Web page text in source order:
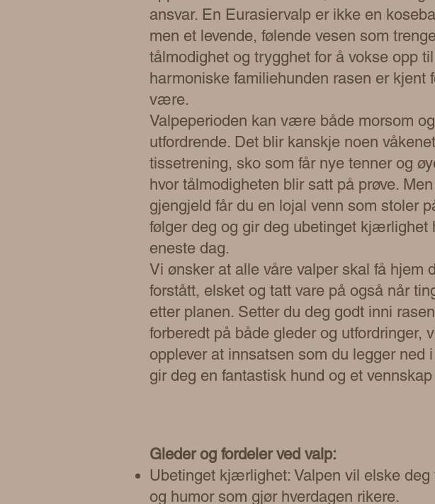
ansvar. En Eurasiervalp er ikke en
men et levende, følende vesen som
tålmodighet og trygghet for å vokse opp
harmoniske familiehunden rasen er kjent
være.
Valpeperioden kan være både morsom og
utfordrende. Det blir kanskje noen
tissetrening, sko som får nye tenner og
hvor tålmodigheten blir satt på prøve.
gjengjeld får du en lojal venn som stoler
følger deg og gir deg ubetinget kjærlighet
eneste dag.
Vi ønsker at alle våre valper skal få hjem
forstått, elsket og tatt vare på også når
etter planen. Setter du deg godt inni
forberedt på både gleder og utfordringer,
opplever at innsatsen som du legger ned
gir deg en fantastisk hund og et vennskap
Gleder og fordeler ved valp:
Ubetinget kjærlighet: Valpen vil elske
og humor som gjør hverdagen rikere.